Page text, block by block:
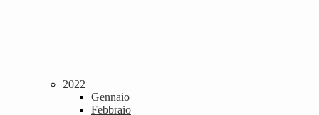
2022
Gennaio
Febbraio